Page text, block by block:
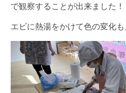
で観察することが出来ました！
エビに熱湯をかけて色の変化